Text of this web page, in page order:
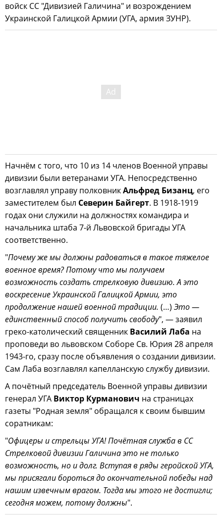
войск СС "Дивизией Галичина" и возрождением
Украинской Галицкой Армии (УГА, армия ЗУНР).
Начнём с того, что 10 из 14 членов Военной управы
дивизии были ветеранами УГА. Непосредственно
возглавлял управу полковникАльфред Бизанц, его
заместителем был Северин Байгерт. В 1918-1919
годах они служили на должностях командира и
начальника штаба 7-й Львовской бригады УГА
соответственно.
"Почему же мы должны радоваться в такое тяжелое
военное время? Потому что мы получаем
возможность создать стрелковую дивизию. А это
воскресение Украинской Галицкой Армии, это
продолжение нашей военной традиции. (…) Это —
единственный способ получить свободу", — заявил
греко-католический священник Василий Лаба на
проповеди во львовском Соборе Св. Юрия 28 апреля
1943-го, сразу после объявления о создании дивизии.
Сам Лаба возглавлял капелланскую службу дивизии.
А почётный председатель Военной управы дивизии
генерал УГА Виктор Курманович на страницах
газеты "Родная земля" обращался к своим бывшим
соратникам:
"Офицеры и стрельцы УГА! Почётная служба в СС
Стрелковой дивизии Галичина это не только
возможность, но и долг. Вступая в ряды геройской УГА,
мы присягали бороться до окончательной победы над
нашим извечным врагом. Тогда мы этого не достигли;
сегодня можем, потому должны".